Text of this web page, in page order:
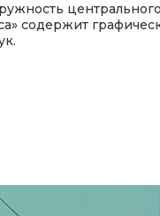
содержит